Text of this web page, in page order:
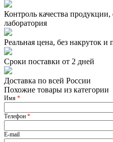
Контроль качества продукции,
лаборатория
Реальная цена, без накруток и
Сроки поставки от 2 дней
Доставка по всей России
Похожие товары из категории
Имя *
Телефон *
E-mail